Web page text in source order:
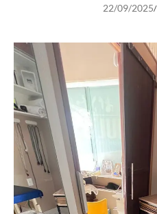
22/09/2025/